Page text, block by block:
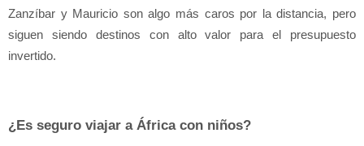
Zanzíbar y Mauricio son algo más caros por la distancia, pero
siguen siendo destinos con alto valor para el presupuesto
invertido.
¿Es seguro viajar a África con niños?